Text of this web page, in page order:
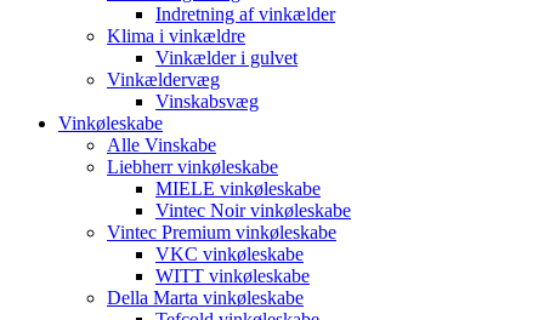
Indretning af vinkælder
Klima i vinkældre
Vinkælder i gulvet
Vinkældervæg
Vinskabsvæg
Vinkøleskabe
Alle Vinskabe
Liebherr vinkøleskabe
MIELE vinkøleskabe
Vintec Noir vinkøleskabe
Vintec Premium vinkøleskabe
VKC vinkøleskabe
WITT vinkøleskabe
Della Marta vinkøleskabe